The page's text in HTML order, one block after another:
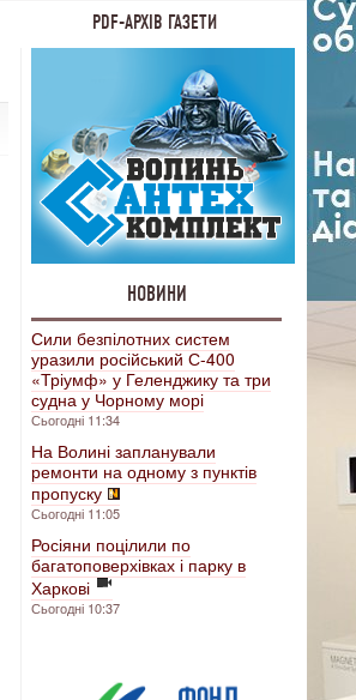
PDF-АРХІВ ГАЗЕТИ
НОВИНИ
Сили безпілотних систем
уразили російський С-400
«Тріумф» у Геленджику та три
судна у Чорному морі
Сьогодні 11:34
На Волині запланували
ремонти на одному з пунктів
пропуску
Сьогодні 11:05
Росіяни поцілили по
багатоповерхівках і парку в
Харкові
Сьогодні 10:37